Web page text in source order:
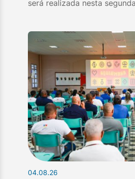
será realizada nesta
04.08.26